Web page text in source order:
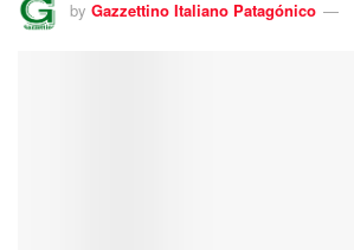
by Gazzettino Italiano Patagónico